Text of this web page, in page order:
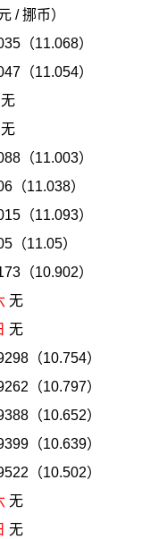
/ 挪币）
（11.068）
（11.054）
无
（11.003）
（11.038）
（11.093）
（11.05）
（10.902）
无
无
（10.754）
（10.797）
（10.652）
（10.639）
（10.502）
无
无